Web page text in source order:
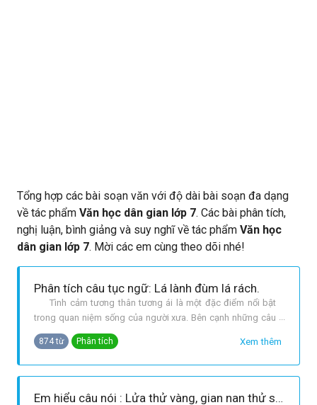
Tổng hợp các bài soạn văn với độ dài bài soạn đa dạng
về tác phẩm Văn học dân gian lớp 7. Các bài phân tích,
nghị luận, bình giảng và suy nghĩ về tác phẩm Văn học
dân gian lớp 7. Mời các em cùng theo dõi nhé!
Phân tích câu tục ngữ: Lá lành đùm lá rách.
Tình cảm tương thân tương ái là một đặc điểm nổi bật
trong quan niệm sống của người xưa. Bên cạnh những câu
tục ngữ ca dao thông dụng như: Thương người như thể
thương thân, Nhiễu điều phủ lấy giá gương... Nhân dân ta
vẫn thường nhắc nhở nhau “lá lành đùm lá rách”. Đó là
những bài học đạo lý làm
Xem thêm
874 từ Phân tích
Em hiểu câu nói : Lửa thử vàng, gian nan thử sức.